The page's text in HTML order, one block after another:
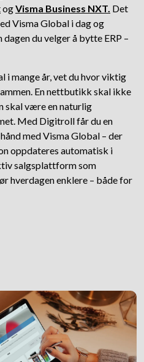
ogVisma Business NXT. Det
Visma Global i dag og
du velger å bytte ERP –
i mange år, vet du hvor viktig
En nettbutikk skal ikke
skal være en naturlig
Med Digitroll får du en
med Visma Global – der
oppdateres automatisk i
salgsplattform som
hverdagen enklere – både for